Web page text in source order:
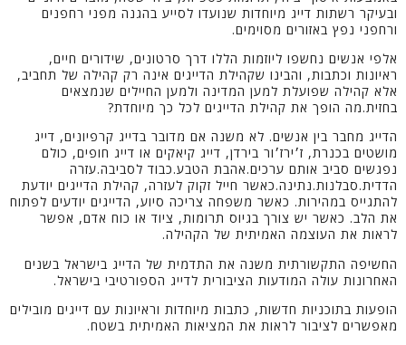
ובעיקר רשתות דייג מיוחדות שנועדו לסייע בהגנה מפני רחפנים
ורחפני נפץ באזורים מסוימים.
אלפי אנשים נחשפו ליוזמות הללו דרך סרטונים, שידורים חיים,
ראיונות וכתבות, והבינו שקהילת הדייגים אינה רק קהילה של תחביב,
אלא קהילה שפועלת למען המדינה ולמען החיילים שנמצאים
בחזית.מה הופך את קהילת הדייגים לכל כך מיוחדת?
הדייג מחבר בין אנשים. לא משנה אם מדובר בדייג קרפיונים, דייג
מושטים בכנרת, ז׳ירז׳ור בירדן, דייג קיאקים או דייג חופים, כולם
נפגשים סביב אותם ערכים.אהבת הטבע.כבוד לסביבה.עזרה
הדדית.סבלנות.נתינה.כאשר חייל זקוק לעזרה, קהילת הדייגים יודעת
להתגייס במהירות. כאשר משפחה צריכה סיוע, הדייגים יודעים לפתוח
את הלב. כאשר יש צורך בגיוס תרומות, ציוד או כוח אדם, אפשר
לראות את העוצמה האמיתית של הקהילה.
החשיפה התקשורתית משנה את התדמית של הדייג בישראל בשנים
האחרונות עולה המודעות הציבורית לדייג הספורטיבי בישראל.
הופעות בתוכניות חדשות, כתבות מיוחדות וראיונות עם דייגים מובילים
מאפשרים לציבור לראות את המציאות האמיתית בשטח.